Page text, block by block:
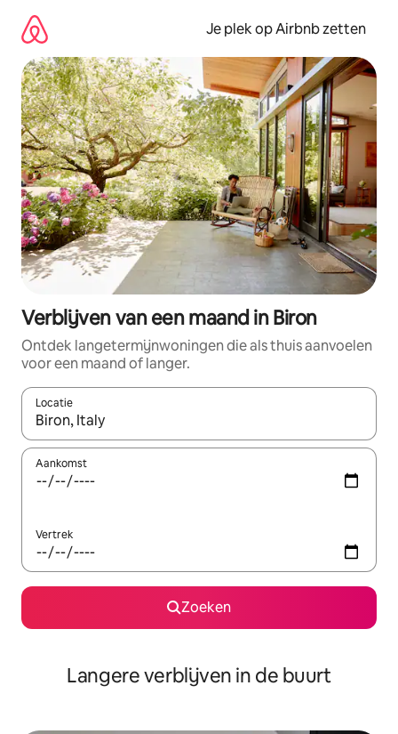
direct
naar
inhoud
Je plek op Airbnb zetten
Verblijven van een maand in Biron
Ontdek langetermijnwoningen die als thuis aanvoelen
voor een maand of langer.
Locatie
Wanneer er resultaten beschikbaar zijn, maak je een keuze
Aankomst
Vertrek
Zoeken
Langere verblijven in de buurt